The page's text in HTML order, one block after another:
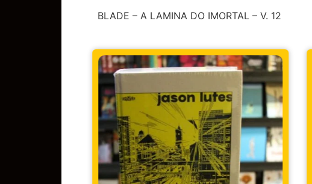
BLADE – A LAMINA DO IMORTAL – V. 12